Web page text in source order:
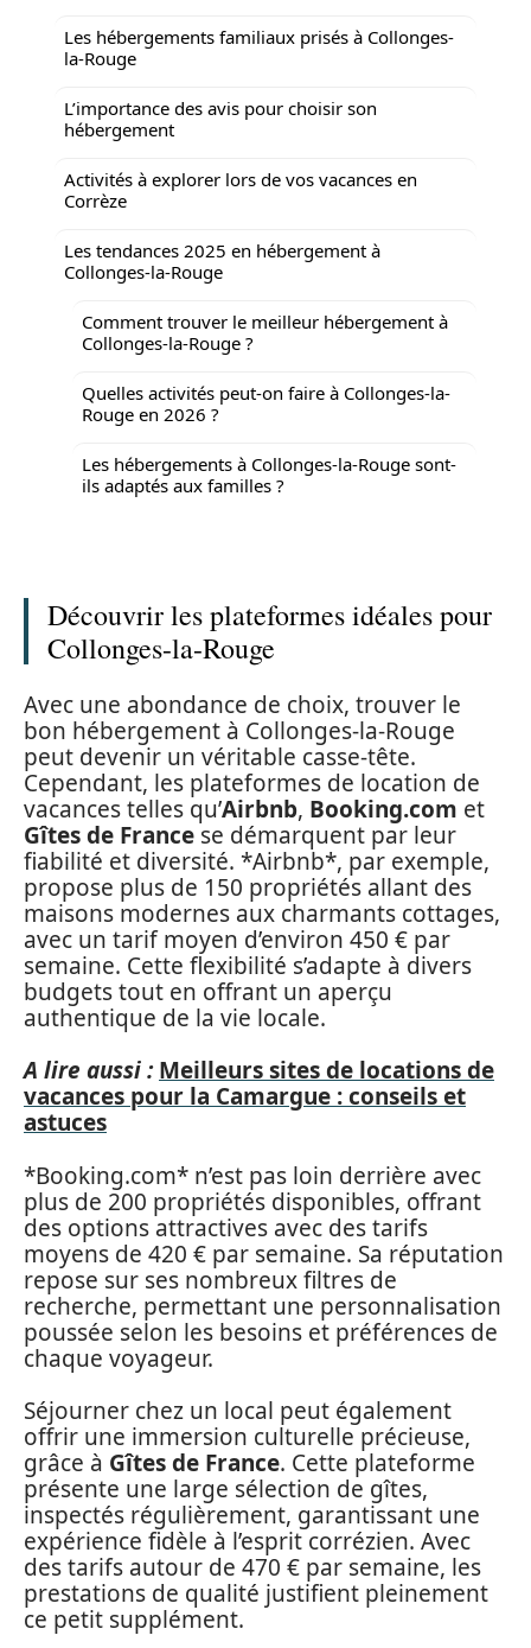
Les hébergements familiaux prisés à Collonges-
la-Rouge
L’importance des avis pour choisir son
hébergement
Activités à explorer lors de vos vacances en
Corrèze
Les tendances 2025 en hébergement à
Collonges-la-Rouge
Comment trouver le meilleur hébergement à
Collonges-la-Rouge ?
Quelles activités peut-on faire à Collonges-la-
Rouge en 2026 ?
Les hébergements à Collonges-la-Rouge sont-
ils adaptés aux familles ?
Découvrir les plateformes idéales pour
Collonges-la-Rouge
Avec une abondance de choix, trouver le
bon hébergement à Collonges-la-Rouge
peut devenir un véritable casse-tête.
Cependant, les plateformes de location de
vacances telles qu’Airbnb, Booking.com et
Gîtes de France se démarquent par leur
fiabilité et diversité. *Airbnb*, par exemple,
propose plus de 150 propriétés allant des
maisons modernes aux charmants cottages,
avec un tarif moyen d’environ 450 € par
semaine. Cette flexibilité s’adapte à divers
budgets tout en offrant un aperçu
authentique de la vie locale.
A lire aussi : Meilleurs sites de locations de
vacances pour la Camargue : conseils et
astuces
*Booking.com* n’est pas loin derrière avec
plus de 200 propriétés disponibles, offrant
des options attractives avec des tarifs
moyens de 420 € par semaine. Sa réputation
repose sur ses nombreux filtres de
recherche, permettant une personnalisation
poussée selon les besoins et préférences de
chaque voyageur.
Séjourner chez un local peut également
offrir une immersion culturelle précieuse,
grâce à Gîtes de France. Cette plateforme
présente une large sélection de gîtes,
inspectés régulièrement, garantissant une
expérience fidèle à l’esprit corrézien. Avec
des tarifs autour de 470 € par semaine, les
prestations de qualité justifient pleinement
ce petit supplément.